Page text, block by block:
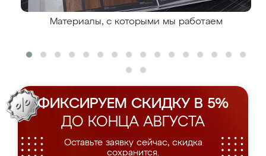
Материалы, с которыми мы работаем
ФИКСИРУЕМ СКИДКУ В 5%
ДО КОНЦА АВГУСТА
Оставьте заявку сейчас, скидка
сохранится.